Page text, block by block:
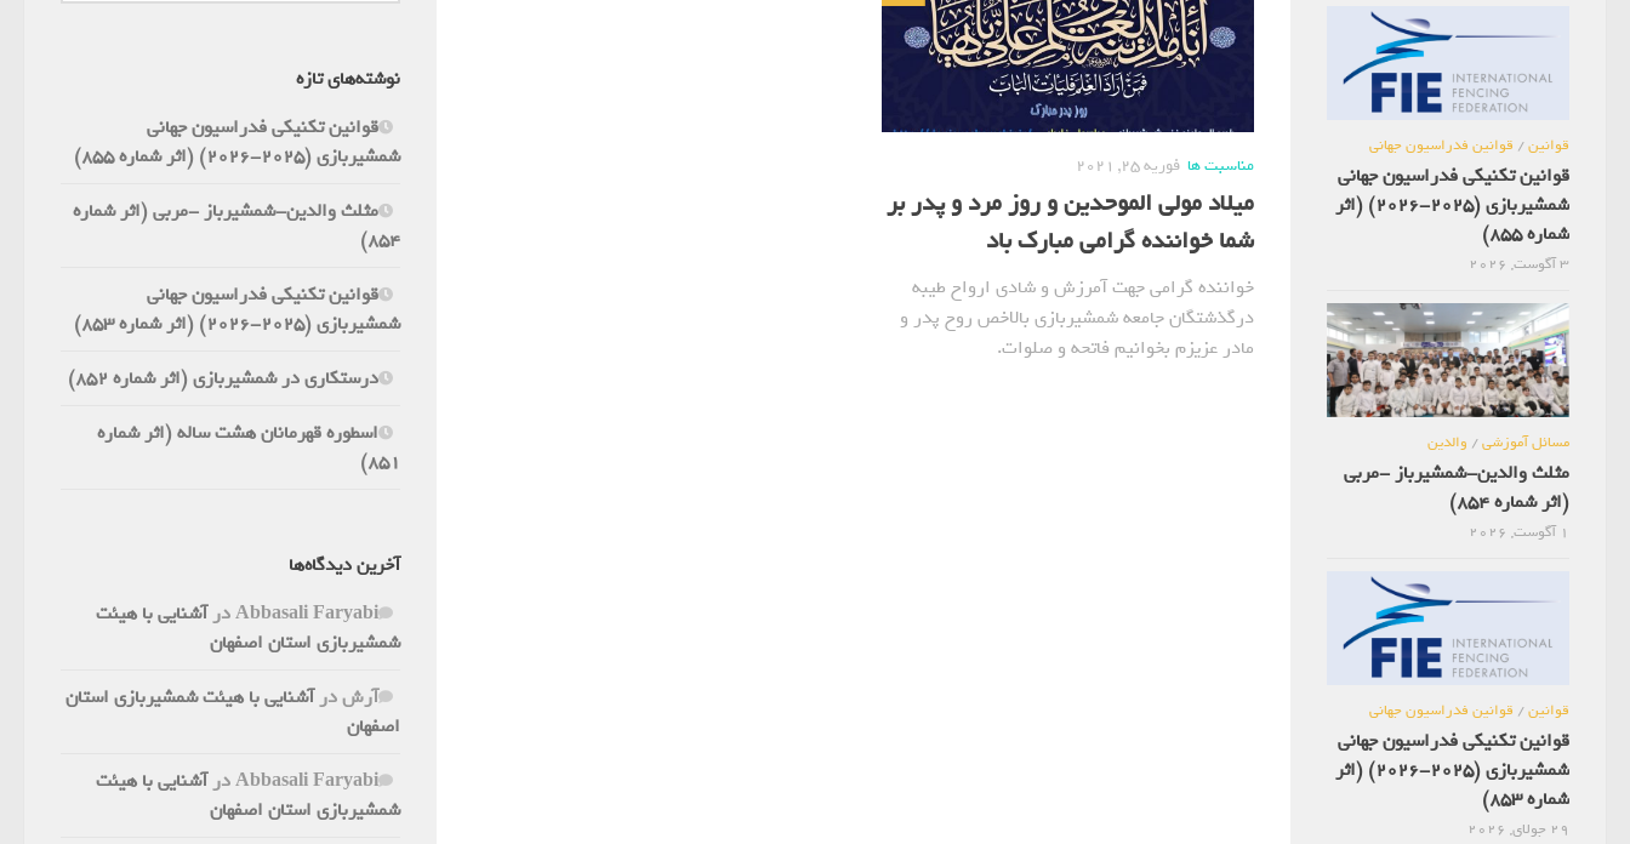
مناسبت ها فوریه 25, 2021
میلاد مولی الموحدین و روز مرد و پدر بر
شما خواننده گرامی مبارک باد
خواننده گرامی جهت آمرزش و شادی ارواح طیبه
درگذشتگان جامعه شمشیربازی بالاخص روح پدر و
مادر عزیزم بخوانیم فاتحه و صلوات.
نوشته‌های تازه
قوانین تکنیکی فدراسیون جهانی
شمشیربازی (2025-2026) (اثر شماره 855)
مثلث والدین-شمشیرباز -مربی (اثر شماره
854)
قوانین تکنیکی فدراسیون جهانی
شمشیربازی (2025-2026) (اثر شماره 853)
درستکاری در شمشیربازی (اثر شماره 852)
اسطوره قهرمانان هشت ساله (اثر شماره
851)
آخرین دیدگاه‌ها
Abbasali Faryabiدرآشنایی با هیئت
شمشیربازی استان اصفهان
آرشدرآشنایی با هیئت شمشیربازی استان
اصفهان
Abbasali Faryabiدرآشنایی با هیئت
شمشیربازی استان اصفهان
قوانین/ قوانین فدراسیون جهانی
قوانین تکنیکی فدراسیون جهانی
شمشیربازی (2025-2026) (اثر
شماره 855)
3 آگوست, 2026
مسائل آموزشی/ والدین
مثلث والدین-شمشیرباز -مربی
(اثر شماره 854)
1 آگوست, 2026
قوانین/ قوانین فدراسیون جهانی
قوانین تکنیکی فدراسیون جهانی
شمشیربازی (2025-2026) (اثر
شماره 853)
29 جولای, 2026